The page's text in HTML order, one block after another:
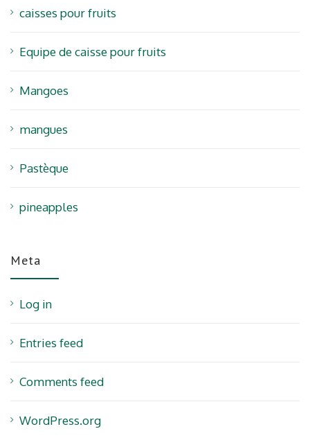
caisses pour fruits
Equipe de caisse pour fruits
Mangoes
mangues
Pastèque
pineapples
Meta
Log in
Entries feed
Comments feed
WordPress.org